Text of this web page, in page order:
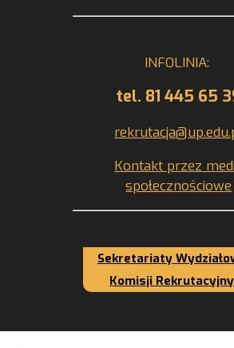
INFOLINIA:
tel. 81 445 65
Kontakt przez
społecznościowe
Sekretariaty
Komisji